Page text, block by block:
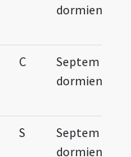
dormientium
C
Septem
dormientium
S
Septem
dormientium